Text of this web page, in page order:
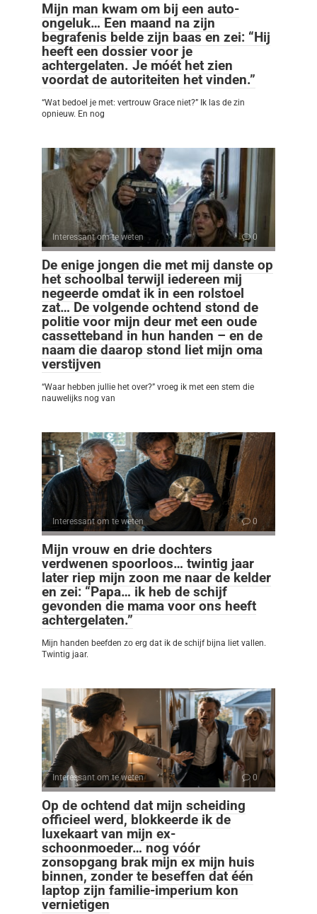
Mijn man kwam om bij een auto-
ongeluk… Een maand na zijn
begrafenis belde zijn baas en zei: “Hij
heeft een dossier voor je
achtergelaten. Je móét het zien
voordat de autoriteiten het vinden.”
“Wat bedoel je met: vertrouw Grace niet?” Ik las de zin
opnieuw. En nog
Interessant om te weten 0
De enige jongen die met mij danste op
het schoolbal terwijl iedereen mij
negeerde omdat ik in een rolstoel
zat… De volgende ochtend stond de
politie voor mijn deur met een oude
cassetteband in hun handen – en de
naam die daarop stond liet mijn oma
verstijven
“Waar hebben jullie het over?” vroeg ik met een stem die
nauwelijks nog van
Interessant om te weten 0
Mijn vrouw en drie dochters
verdwenen spoorloos… twintig jaar
later riep mijn zoon me naar de kelder
en zei: “Papa… ik heb de schijf
gevonden die mama voor ons heeft
achtergelaten.”
Mijn handen beefden zo erg dat ik de schijf bijna liet vallen.
Twintig jaar.
Interessant om te weten 0
Op de ochtend dat mijn scheiding
officieel werd, blokkeerde ik de
luxekaart van mijn ex-
schoonmoeder… nog vóór
zonsopgang brak mijn ex mijn huis
binnen, zonder te beseffen dat één
laptop zijn familie-imperium kon
vernietigen